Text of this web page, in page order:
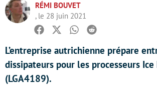
RÉMI BOUVET
, le 28 juin 2021
Facebook
TwitterWhatsapp
Reddit
L’entreprise autrichienne prépare
dissipateurs pour les processeurs Ice
(LGA4189).